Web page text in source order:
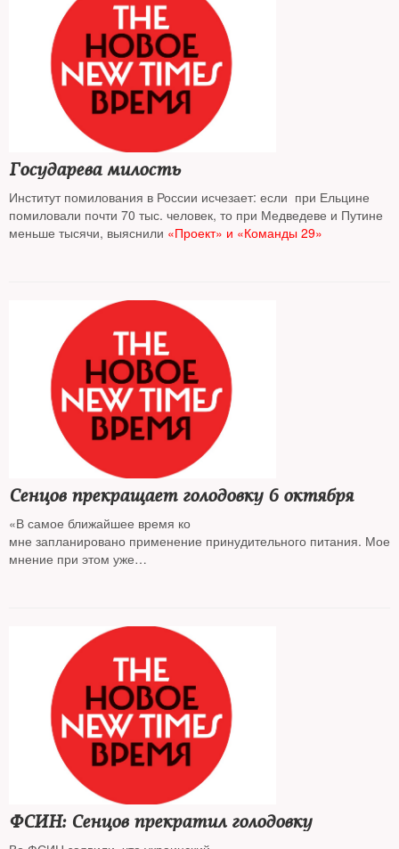
Государева милость
Институт помилования в России исчезает: если при Ельцине
помиловали почти 70 тыс. человек, то при Медведеве и Путине
меньше тысячи, выяснили «Проект» и «Команды 29»
Сенцов прекращает голодовку 6 октября
«В самое ближайшее время ко
мне запланировано применение принудительного питания. Мое
мнение при этом уже
ФСИН: Сенцов прекратил голодовку